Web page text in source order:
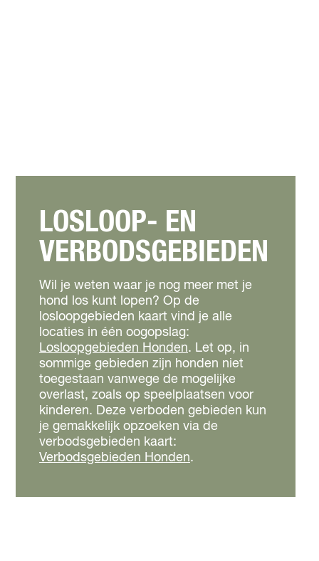
LOSLOOP- EN
VERBODSGEBIEDEN
Wil je weten waar je nog meer met je
hond los kunt lopen? Op de
losloopgebieden kaart vind je alle
locaties in één oogopslag:
Losloopgebieden Honden. Let op, in
sommige gebieden zijn honden niet
toegestaan vanwege de mogelijke
overlast, zoals op speelplaatsen voor
kinderen. Deze verboden gebieden kun
je gemakkelijk opzoeken via de
verbodsgebieden kaart:
Verbodsgebieden Honden.